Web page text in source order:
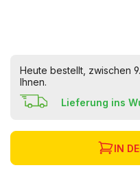
Heute bestellt, zwischen
Ihnen.
Lieferung ins
IN